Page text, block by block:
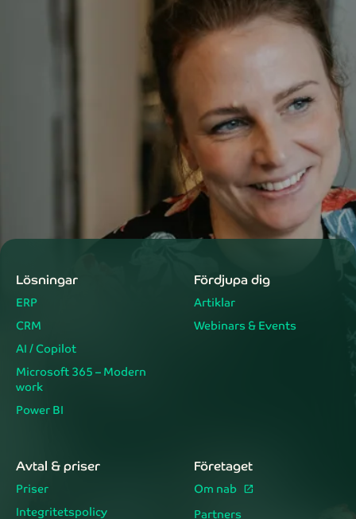
Lösningar
ERP
CRM
AI / Copilot
Microsoft 365 – Modern
work
Power BI
Fördjupa dig
Artiklar
Webinars & Events
Avtal & priser
Priser
Integritetspolicy
Företaget
Om nab
Partners